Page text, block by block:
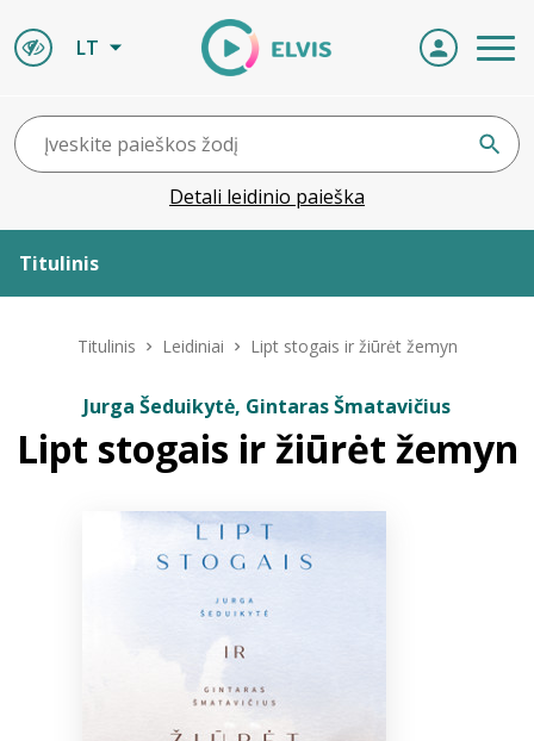
LT
Detali leidinio paieška
Titulinis
Leidiniai
ELVIS atvyksta
Titulinis Leidiniai Lipt stogais ir žiūrėt žemyn
Jurga Šeduikytė, Gintaras Šmatavičius
Lipt stogais ir žiūrėt žemyn